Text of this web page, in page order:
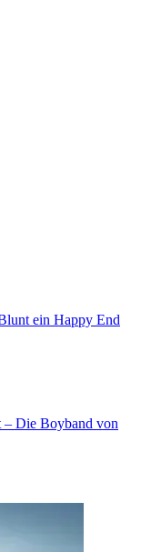
ein Happy End
– Die Boyband von